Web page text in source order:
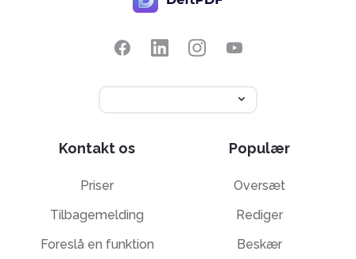
Kontakt os
Priser
Tilbagemelding
Foreslå en funktion
Populær
Oversæt
Rediger
Beskær